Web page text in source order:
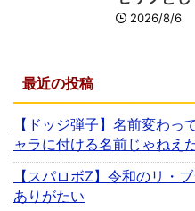
2026/8/6
最近の投稿
【ドッジ弾子】名前変わ
ャラに付ける名前じゃねえ
【スパロボZ】令和のリ・
ありがたい